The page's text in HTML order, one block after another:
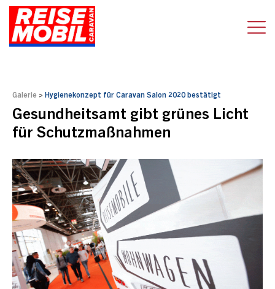
Galerie > Hygienekonzept für Caravan Salon 2020 bestätigt
Gesundheitsamt gibt grünes Licht
für Schutzmaßnahmen